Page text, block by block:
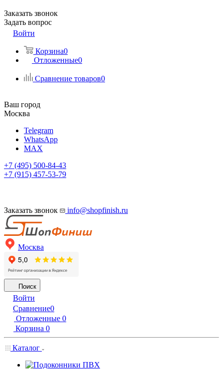
Заказать звонок
Задать вопрос
Войти
Корзина0
Отложенные0
Сравнение товаров0
Ваш город
Москва
Telegram
WhatsApp
MAX
+7 (495) 500-84-43
+7 (915) 457-53-79
Заказать звонок info@shopfinish.ru
Москва
Поиск
Войти
Сравнение0
Отложенные 0
Корзина 0
Каталог